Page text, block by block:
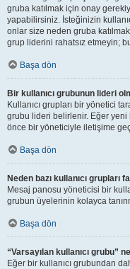
gruba katılmak için onay
yapabilirsiniz. İsteğinizin
onlar size neden gruba
grup liderini rahatsız etmeyin;
Başa dön
Bir kullanıcı grubunun lideri
Kullanıcı grupları bir yönetici
grubu lideri belirlenir. Eğer yeni
önce bir yöneticiyle iletişime
Başa dön
Neden bazı kullanıcı grupları
Mesaj panosu yöneticisi bir
grubun üyelerinin kolayca
Başa dön
“Varsayılan kullanıcı grubu”
Eğer bir kullanıcı grubundan